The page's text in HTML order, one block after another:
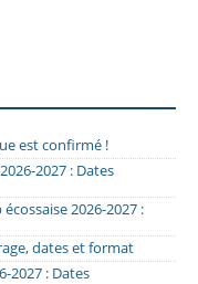
est confirmé !
2027 : Dates
2026-2027 :
dates et format
2027 : Dates